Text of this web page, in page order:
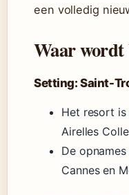
een volledig
Waar wordt
Setting: Saint-
Het resort is
Airelles
De
Cannes en